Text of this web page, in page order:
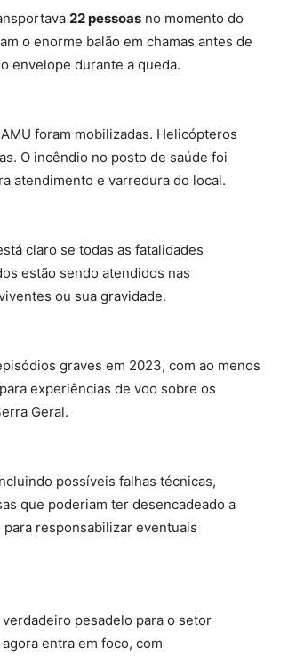
22 pessoas no momento do
o enorme balão em chamas antes de
envelope durante a queda.
foram mobilizadas. Helicópteros
. O incêndio no posto de saúde foi
atendimento e varredura do local.
claro se todas as fatalidades
estão sendo atendidos nas
ou sua gravidade.
graves em 2023, com ao menos
experiências de voo sobre os
Geral.
possíveis falhas técnicas,
que poderiam ter desencadeado a
responsabilizar eventuais
pesadelo para o setor
entra em foco, com